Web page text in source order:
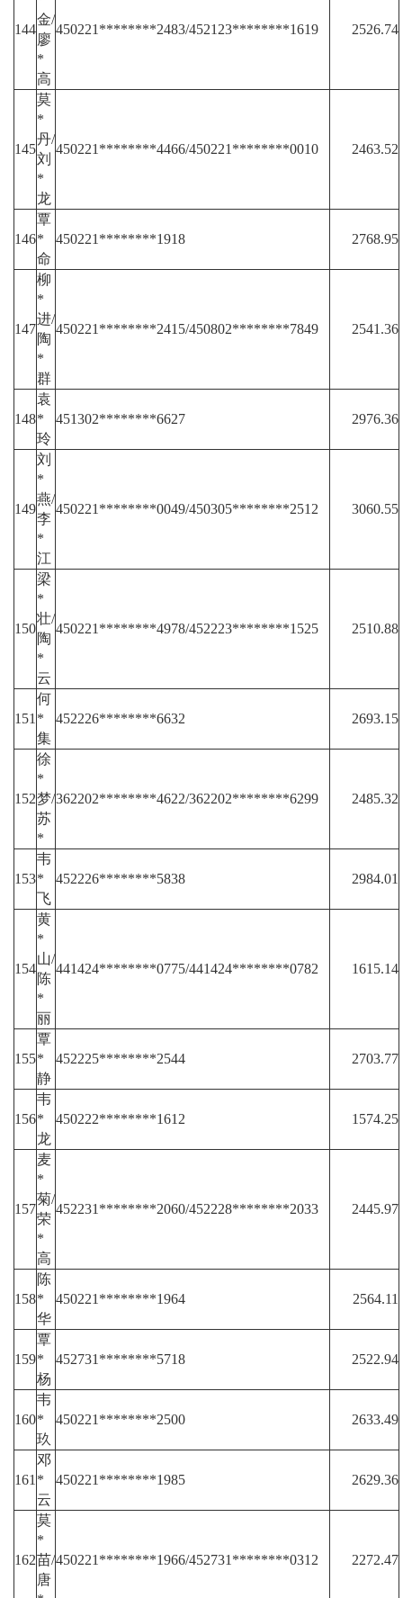
144
金/
廖
*
高
450221********2483/452123********1619 2526.74
145
莫
*
丹/
刘
*
龙
450221********4466/450221********0010 2463.52
146
覃
*
命
450221********1918 2768.95
147
柳
*
进/
陶
*
群
450221********2415/450802********7849 2541.36
148
袁
*
玲
451302********6627 2976.36
149
刘
*
燕/
李
*
江
450221********0049/450305********2512 3060.55
150
梁
*
壮/
陶
*
云
450221********4978/452223********1525 2510.88
151
何
*
集
452226********6632 2693.15
152
徐
*
梦/
苏
*
362202********4622/362202********6299 2485.32
153
韦
*
飞
452226********5838 2984.01
154
黄
*
山/
陈
*
丽
441424********0775/441424********0782 1615.14
155
覃
*
静
452225********2544 2703.77
156
韦
*
龙
450222********1612 1574.25
157
麦
*
菊/
荣
*
高
452231********2060/452228********2033 2445.97
158
陈
*
华
450221********1964 2564.11
159
覃
*
杨
452731********5718 2522.94
160
韦
*
玖
450221********2500 2633.49
161
邓
*
云
450221********1985 2629.36
162
莫
*
苗/
唐
450221********1966/452731********0312 2272.47